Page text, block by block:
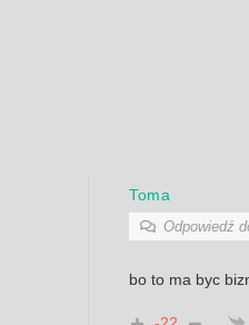
Toma
Odpowiedź
bo to ma byc